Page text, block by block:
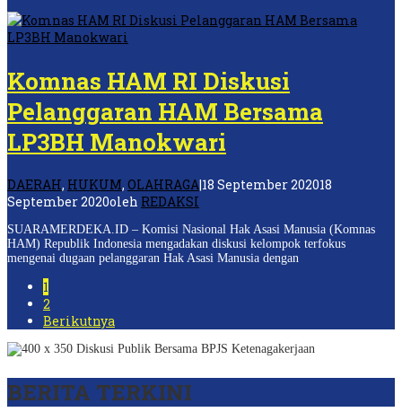
Komnas HAM RI Diskusi
Pelanggaran HAM Bersama
LP3BH Manokwari
DAERAH, HUKUM, OLAHRAGA|18 September 202018
September 2020oleh REDAKSI
SUARAMERDEKA.ID – Komisi Nasional Hak Asasi Manusia (Komnas
HAM) Republik Indonesia mengadakan diskusi kelompok terfokus
mengenai dugaan pelanggaran Hak Asasi Manusia dengan
1
2
Berikutnya
BERITA TERKINI